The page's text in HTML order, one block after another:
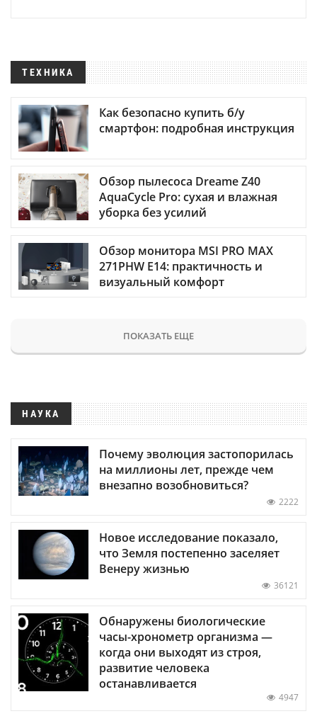
ТЕХНИКА
Как безопасно купить б/у
смартфон: подробная инструкция
Обзор пылесоса Dreame Z40
AquaCycle Pro: сухая и влажная
уборка без усилий
Обзор монитора MSI PRO MAX
271PHW E14: практичность и
визуальный комфорт
ПОКАЗАТЬ ЕЩЕ
НАУКА
Почему эволюция застопорилась
на миллионы лет, прежде чем
внезапно возобновиться?
2222
Новое исследование показало,
что Земля постепенно заселяет
Венеру жизнью
36121
Обнаружены биологические
часы-хронометр организма —
когда они выходят из строя,
развитие человека
останавливается
4947